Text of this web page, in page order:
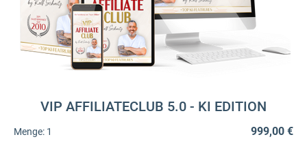
VIP AFFILIATECLUB 5.0 - KI EDITION
Menge: 1
999,00 €